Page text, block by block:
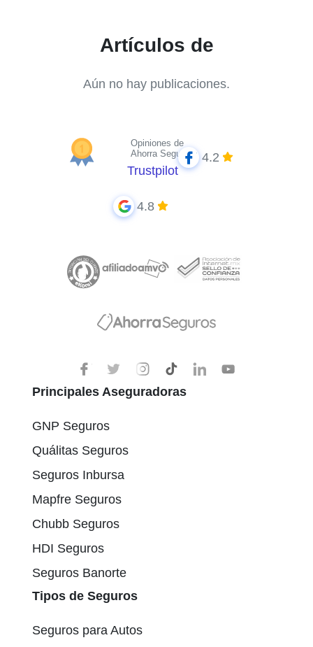
Artículos de
Aún no hay publicaciones.
Opiniones de
Ahorra Seguros
Trustpilot
4.2
4.8
Principales Aseguradoras
GNP Seguros
Quálitas Seguros
Seguros Inbursa
Mapfre Seguros
Chubb Seguros
HDI Seguros
Seguros Banorte
Tipos de Seguros
Seguros para Autos